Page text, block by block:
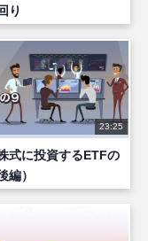
り
23:25
式に投資するETFの
編）